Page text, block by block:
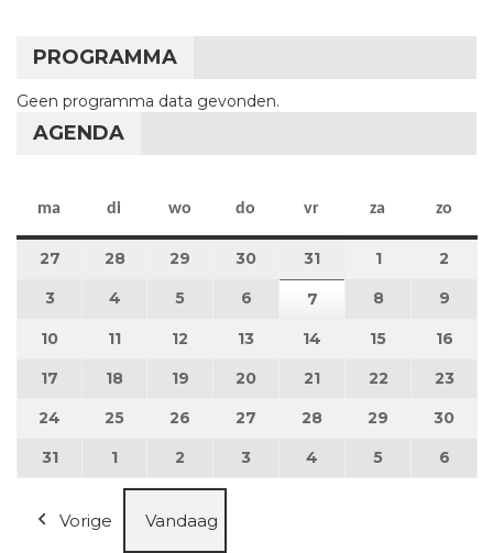
PROGRAMMA
Geen programma data gevonden.
AGENDA
ma maandag
di dinsdag
wo woensdag
do donderdag
vr vrijdag
za zaterdag
zo
27 27 juli 2026
28 28 juli 2026
29 29 juli 2026
30 30 juli 2026
31 31 juli 2026
11 augustus
2
3 3 augustus 2026
4 4 augustus 2026
5 5 augustus 2026
6 6 augustus 2026
7 7 augustus 2026
8 8 augustus
9
10 10 augustus 2026
11 11 augustus 2026
12 12 augustus 2026
13 13 augustus 2026
14 14 augustus 2026
15 15 16
17 17 augustus 2026
18 18 augustus 2026
19 19 augustus 2026
20 20 augustus 2026
21 21 augustus 2026
22 22 23
24 24 augustus 2026
25 25 augustus 2026
26 26 augustus 2026
27 27 augustus 2026
28 28 augustus 2026
29 29 30
3131 augustus 2026
1 1 september 2026
2 2 september 2026
3 3 september 2026
4 4 september 2026
5 5 6
Vorige Vandaag